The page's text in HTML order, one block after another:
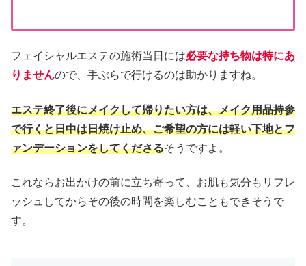
フェイシャルエステの施術当日には必要な持ち物は特にあ
りませんので、手ぶらで行けるのは助かりますね。
エステ終了後にメイクして帰りたい方は、メイク用品持参
で行くと日中は日焼け止め、ご希望の方には軽い下地とフ
ァンデーションをしてくださるそうですよ。
これならお出かけの前に立ち寄って、お肌も気分もリフレ
ッシュしてからその後の時間を楽しむこともできそうで
す。